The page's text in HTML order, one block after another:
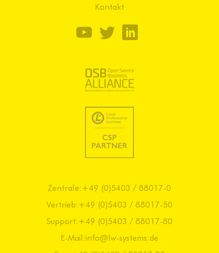
Kontakt
Zentrale:+49 (0)5403 / 88017-0
Vertrieb:+49 (0)5403 / 88017-50
Support:+49 (0)5403 / 88017-80
E-Mail:info@lw-systems.de